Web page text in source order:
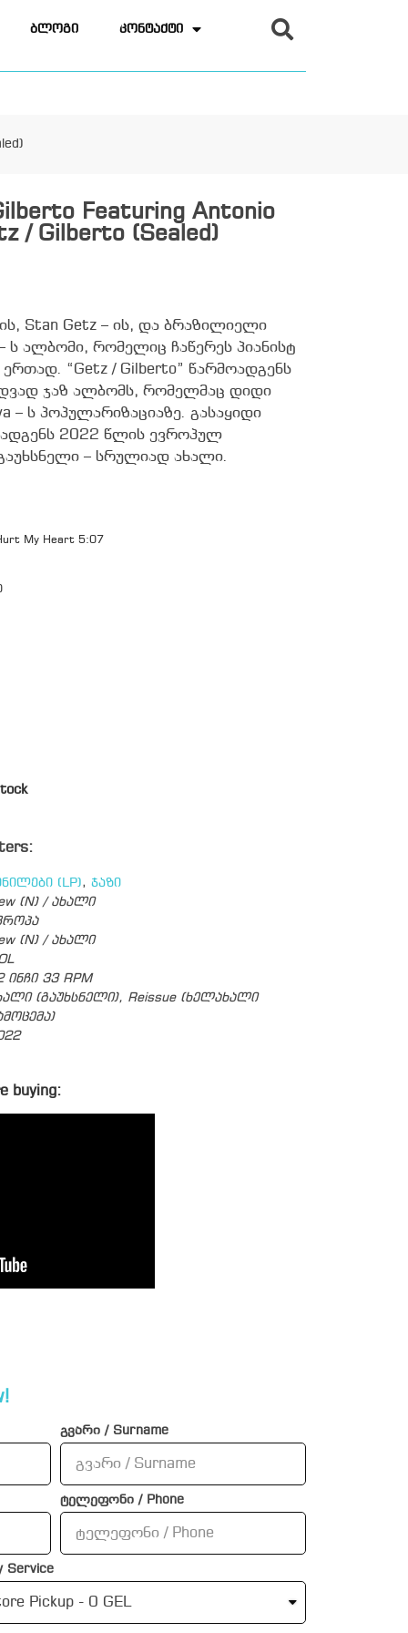
ბლოგი კონტაქტი
Featuring Antonio
/ Gilberto (Sealed)
Stan Getz – ის, და ბრაზილიელი
ს ალბომი, რომელიც ჩაწერეს პიანისტ
ერთად. “Getz / Gilberto” წარმოადგენს
ჯაზ ალბომს, რომელმაც დიდი
– ს პოპულარიზაციაზე. გასაყიდი
2022 წლის ევროპულ
– სრულიად ახალი.
My Heart 5:07
(LP), ჯაზი
(N) / ახალი
(N) / ახალი
ინჩი 33 RPM
(გაუხსნელი), Reissue (ხელახალი
buying:
გვარი / Surname
ტელეფონი / Phone
Service